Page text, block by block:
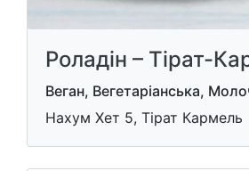
Роладін – Тірат-
Веган, Вегетаріанська,
Нахум Хет 5, Тірат Кармель